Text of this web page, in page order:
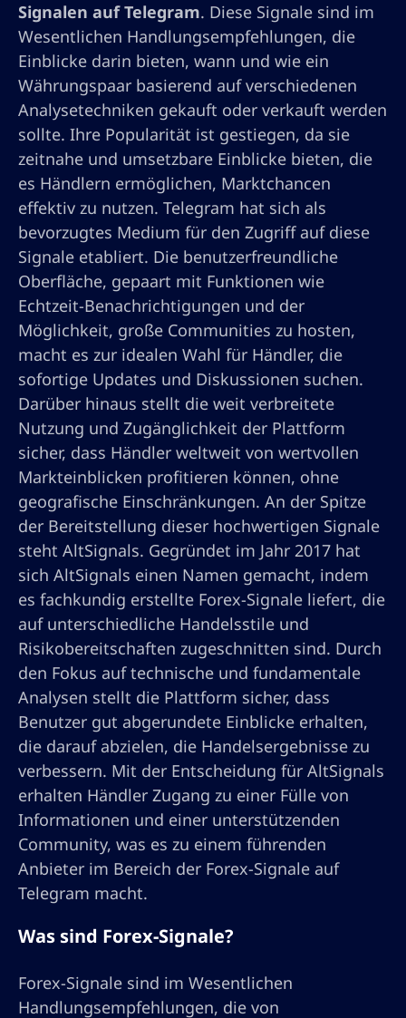
Signalen auf Telegram. Diese Signale sind im
Wesentlichen Handlungsempfehlungen, die
Einblicke darin bieten, wann und wie ein
Währungspaar basierend auf verschiedenen
Analysetechniken gekauft oder verkauft werden
sollte. Ihre Popularität ist gestiegen, da sie
zeitnahe und umsetzbare Einblicke bieten, die
es Händlern ermöglichen, Marktchancen
effektiv zu nutzen. Telegram hat sich als
bevorzugtes Medium für den Zugriff auf diese
Signale etabliert. Die benutzerfreundliche
Oberfläche, gepaart mit Funktionen wie
Echtzeit-Benachrichtigungen und der
Möglichkeit, große Communities zu hosten,
macht es zur idealen Wahl für Händler, die
sofortige Updates und Diskussionen suchen.
Darüber hinaus stellt die weit verbreitete
Nutzung und Zugänglichkeit der Plattform
sicher, dass Händler weltweit von wertvollen
Markteinblicken profitieren können, ohne
geografische Einschränkungen. An der Spitze
der Bereitstellung dieser hochwertigen Signale
steht AltSignals. Gegründet im Jahr 2017 hat
sich AltSignals einen Namen gemacht, indem
es fachkundig erstellte Forex-Signale liefert, die
auf unterschiedliche Handelsstile und
Risikobereitschaften zugeschnitten sind. Durch
den Fokus auf technische und fundamentale
Analysen stellt die Plattform sicher, dass
Benutzer gut abgerundete Einblicke erhalten,
die darauf abzielen, die Handelsergebnisse zu
verbessern. Mit der Entscheidung für AltSignals
erhalten Händler Zugang zu einer Fülle von
Informationen und einer unterstützenden
Community, was es zu einem führenden
Anbieter im Bereich der Forex-Signale auf
Telegram macht.
Was sind Forex-Signale?
Forex-Signale sind im Wesentlichen
Handlungsempfehlungen, die von